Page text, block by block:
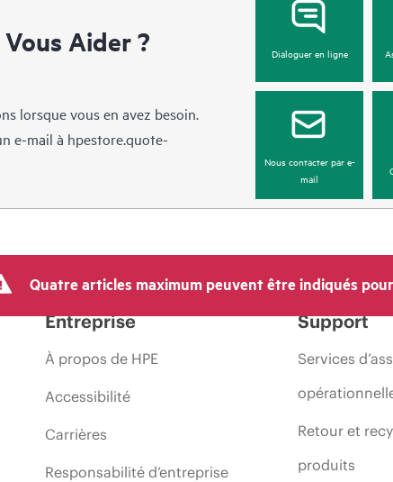
Aider ?
lorsque vous en avez besoin.
e-mail à hpestore.quote-
Dialoguer en ligne
Nous contacter par e-
mail
Quatre articles maximum peuvent être indiqués
Entreprise
À propos de HPE
Accessibilité
Carrières
Responsabilité d’entreprise
Support
Services
Retour et
produits